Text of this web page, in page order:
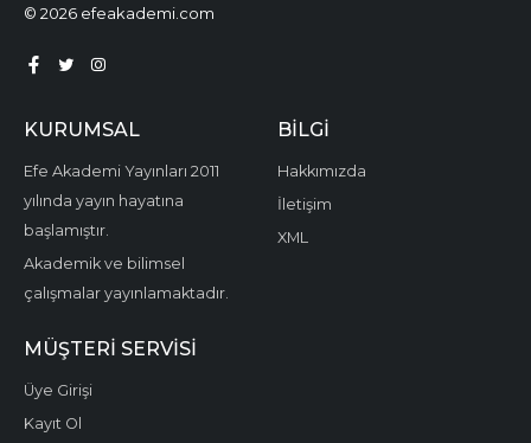
© 2026 efeakademi.com
KURUMSAL
Efe Akademi Yayınları 2011
yılında yayın hayatına
başlamıştır.
Akademik ve bilimsel
çalışmalar yayınlamaktadır.
BILGI
Hakkımızda
İletişim
XML
MÜŞTERI SERVISI
Üye Girişi
Kayıt Ol